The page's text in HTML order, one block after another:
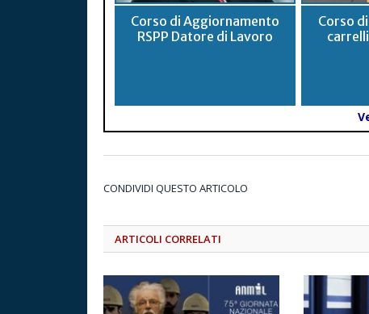
Corso di Aggiornamento
RSPP Datore di Lavoro
Corso
CONDIVIDI QUESTO ARTICOLO
ARTICOLI CORRELATI